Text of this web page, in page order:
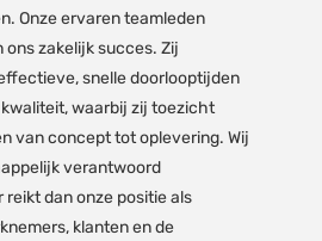
Onze ervaren teamleden
zakelijk succes. Zij
snelle doorlooptijden
waarbij zij toezicht
van concept tot oplevering. Wij
verantwoord
dan onze positie als
klanten en de